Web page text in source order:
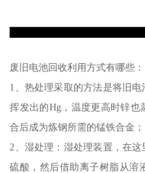
废旧电池回收利用方式有哪些：
1、热处理采取的方法是将旧
挥发出的Hg，温度更高时锌
合后成为炼钢所需的锰铁合金；
2、湿处理：湿处理装置，在
硫酸，然后借助离子树脂从溶